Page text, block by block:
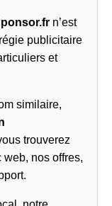
n’est
publicitaire
et
similaire,
trouverez
nos offres,